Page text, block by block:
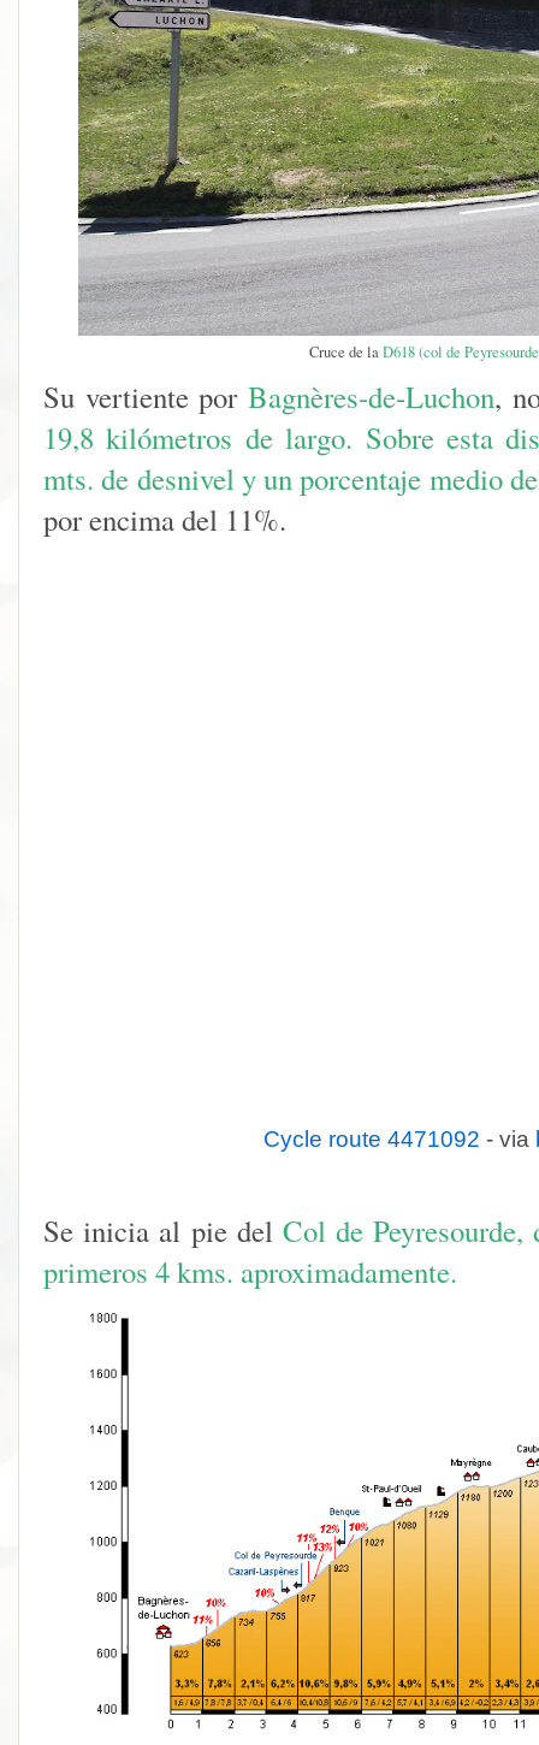
Cruce de laD618 (col de
Su vertiente porBagnères-de-Luchon,
19,8 kilómetros de largo. Sobre esta
mts. de desnivel y un porcentaje medio
por encima del 11%.
Cycle route 4471092 - via
Se inicia al pie del Col de
primeros 4 kms. aproximadamente.